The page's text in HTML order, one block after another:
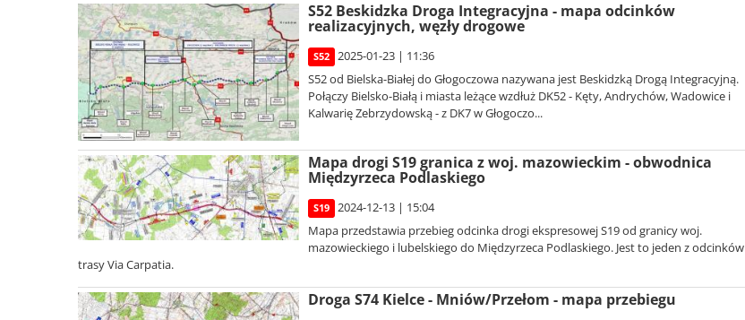
S52 Beskidzka Droga Integracyjna - mapa odcinków
realizacyjnych, węzły drogowe
S52
2025-01-23 | 11:36
S52 od Bielska-Białej do Głogoczowa nazywana jest Beskidzką Drogą Integracyjną.
Połączy Bielsko-Białą i miasta leżące wzdłuż DK52 - Kęty, Andrychów, Wadowice i
Kalwarię Zebrzydowską - z DK7 w Głogoczo...
Mapa drogi S19 granica z woj. mazowieckim - obwodnica
Międzyrzeca Podlaskiego
S19
2024-12-13 | 15:04
Mapa przedstawia przebieg odcinka drogi ekspresowej S19 od granicy woj.
mazowieckiego i lubelskiego do Międzyrzeca Podlaskiego. Jest to jeden z odcinków
trasy Via Carpatia.
Droga S74 Kielce - Mniów/Przełom - mapa przebiegu